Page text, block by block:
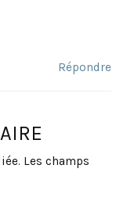
Répondre
Les champs